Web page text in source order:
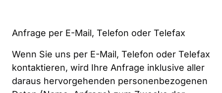
Anfrage per E-Mail, Telefon oder Telefax
Wenn Sie uns per E-Mail, Telefon oder Telefax
kontaktieren, wird Ihre Anfrage inklusive aller
daraus hervorgehenden personenbezogenen